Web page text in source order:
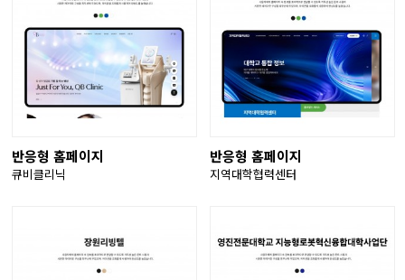
반응형 홈페이지
큐비클리닉
반응형 홈페이지
지역대학협력센터